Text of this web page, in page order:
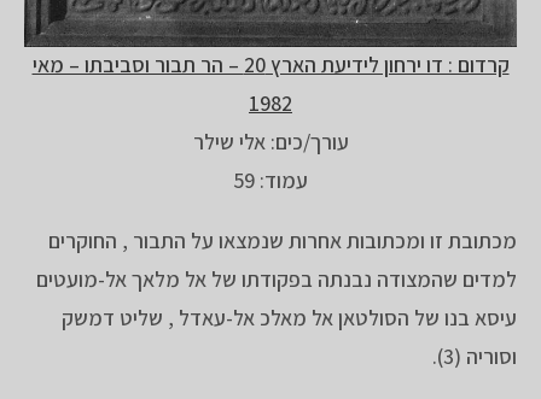
קרדום : דו ירחון לידיעת הארץ 20 – הר תבור וסביבתו – מאי
1982
עורך/כים: אלי שילר
עמוד: 59
מכתובת זו ומכתובות אחרות שנמצאו על התבור , החוקרים
למדים שהמצודה נבנתה בפקודתו של אל מלאך אל-מועטים
עיסא בנו של הסולטאן אל מאלכ אל-עאדל , שליט דמשק
וסוריה (3).